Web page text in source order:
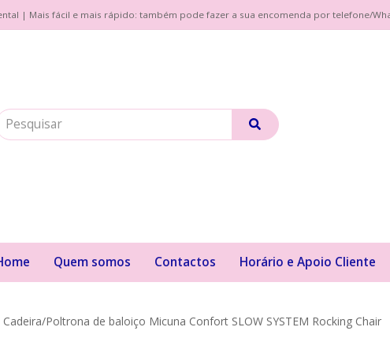
| Mais fácil e mais rápido: também pode fazer a sua encomenda por telefone/
Quem somos Contactos Horário e Apoio Cliente
Cadeira/Poltrona de baloiço Micuna Confort SLOW SYSTEM Rocking Chair